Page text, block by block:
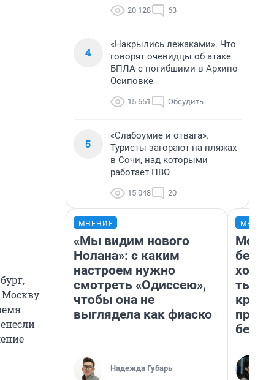
Москву
20 128 63
4
«Накрылись лежаками». Что
говорят очевидцы об атаке
БПЛА с погибшими в Архипо-
Осиповке
15 651 Обсудить
5
«Слабоумие и отвага».
Туристы загорают на пляжах
в Сочи, над которыми
работает ПВО
15 048 20
МНЕНИЕ
«Мы видим нового
Нолана»: с каким
настроем нужно
смотреть «Одиссею»,
чтобы она не
выглядела как фиаско
Надежда Губарь
Мой